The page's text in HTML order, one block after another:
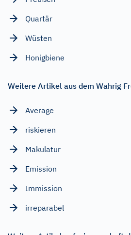
Quartär
Wüsten
Honigbiene
Weitere Artikel aus dem Wahrig
Average
riskieren
Makulatur
Emission
Immission
irreparabel